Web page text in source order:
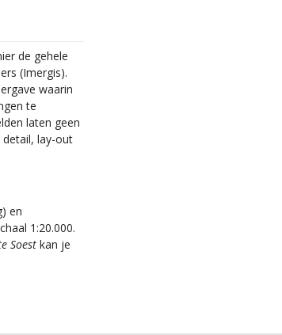
de gehele
(Imergis).
waarin
te
laten geen
lay-out
en
1:20.000.
Soest kan je